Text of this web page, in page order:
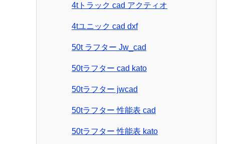
4tトラック cad アクティオ
4tユニック cad dxf
50t ラフター Jw_cad
50tラフター cad kato
50tラフター jwcad
50tラフター 性能表 cad
50tラフター 性能表 kato